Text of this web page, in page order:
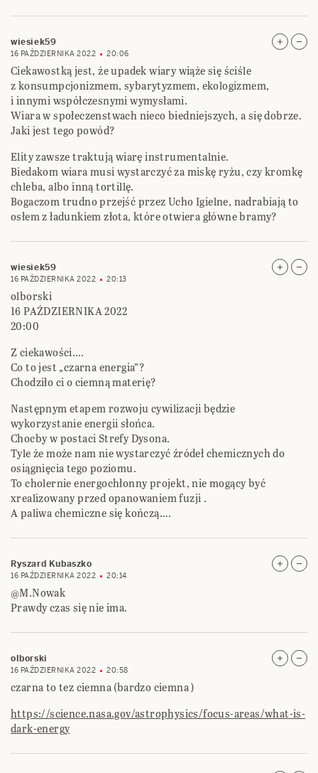
wiesiek59
16 PAŹDZIERNIKA 2022 20:06
Ciekawostką jest, że upadek wiary wiąże się ściśle
z konsumpcjonizmem, sybarytyzmem, ekologizmem,
i innymi współczesnymi wymysłami.
Wiara w społeczenstwach nieco biedniejszych, a się dobrze.
Jaki jest tego powód?
Elity zawsze traktują wiarę instrumentalnie.
Biedakom wiara musi wystarczyć za miskę ryżu, czy kromkę
chleba, albo inną tortillę.
Bogaczom trudno przejść przez Ucho Igielne, nadrabiają to
osłem z ładunkiem złota, które otwiera główne bramy?
wiesiek59
16 PAŹDZIERNIKA 2022 20:13
olborski
16 PAŹDZIERNIKA 2022
20:00
Z ciekawości….
Co to jest „czarna energia”?
Chodziło ci o ciemną materię?
Następnym etapem rozwoju cywilizacji będzie
wykorzystanie energii słońca.
Chocby w postaci Strefy Dysona.
Tyle że może nam nie wystarczyć źródeł chemicznych do
osiągnięcia tego poziomu.
To cholernie energochłonny projekt, nie mogący być
xrealizowany przed opanowaniem fuzji .
A paliwa chemiczne się kończą….
Ryszard Kubaszko
16 PAŹDZIERNIKA 2022 20:14
@M.Nowak
Prawdy czas się nie ima.
olborski
16 PAŹDZIERNIKA 2022 20:58
czarna to tez ciemna (bardzo ciemna )
https://science.nasa.gov/astrophysics/focus-areas/what-is-
dark-energy